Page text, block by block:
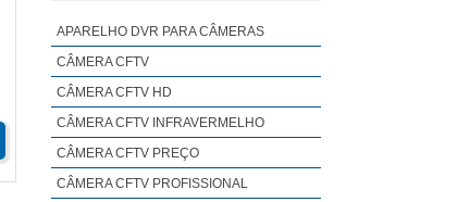
APARELHO DVR PARA CÂMERAS
CÂMERA CFTV
CÂMERA CFTV HD
CÂMERA CFTV INFRAVERMELHO
CÂMERA CFTV PREÇO
CÂMERA CFTV PROFISSIONAL